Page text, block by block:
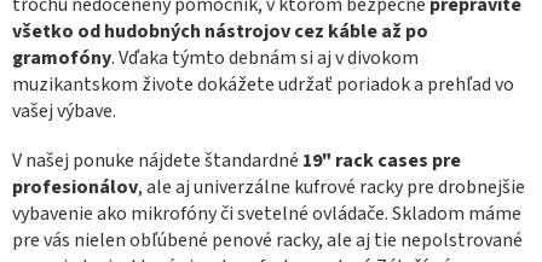
p
r
v
k
ý
p
i
s
u
všetko od hudobných nástrojov cez káble až po
gramofóny. Vďaka týmto debnám si aj v divokom
muzikantskom živote dokážete udržať poriadok a prehľad vo
vašej výbave.
V našej ponuke nájdete štandardné 19" rack cases pre
profesionálov, ale aj univerzálne kufrové racky pre drobnejšie
vybavenie ako mikrofóny či svetelné ovládače. Skladom máme
pre vás nielen obľúbené penové racky, ale aj tie nepolstrované